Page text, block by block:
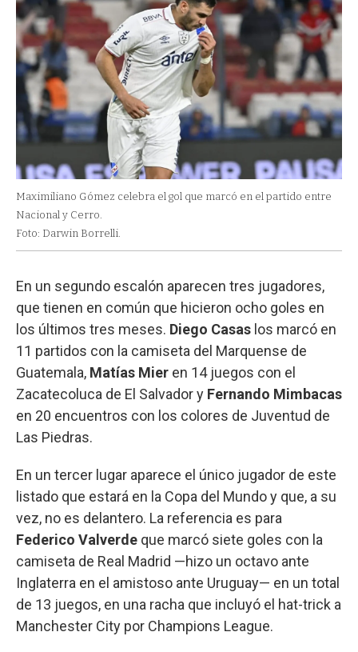
Maximiliano Gómez celebra el gol que marcó en el partido entre
Nacional y Cerro.
Foto: Darwin Borrelli.
En un segundo escalón aparecen tres jugadores,
que tienen en común que hicieron ocho goles en
los últimos tres meses. Diego Casas los marcó en
11 partidos con la camiseta del Marquense de
Guatemala, Matías Mier en 14 juegos con el
Zacatecoluca de El Salvador y Fernando Mimbacas
en 20 encuentros con los colores de Juventud de
Las Piedras.
En un tercer lugar aparece el único jugador de este
listado que estará en la Copa del Mundo y que, a su
vez, no es delantero. La referencia es para
Federico Valverde que marcó siete goles con la
camiseta de Real Madrid —hizo un octavo ante
Inglaterra en el amistoso ante Uruguay— en un total
de 13 juegos, en una racha que incluyó el hat-trick a
Manchester City por Champions League.